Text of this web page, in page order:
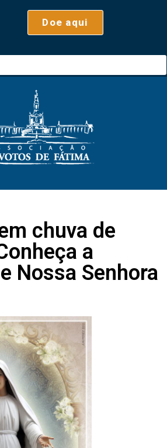
Doe aqui
chuva de
a
Nossa Senhora